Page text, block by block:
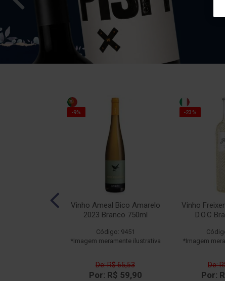
-9%
Vinho Ameal Bico Amarelo
2023 Branco 750ml
Código: 9451
*Imagem meramente ilustrativa
De: R$ 65,53
Por: R$ 59,90
-23%
Vinho
D.O.C
*Imagem
De:
Por: